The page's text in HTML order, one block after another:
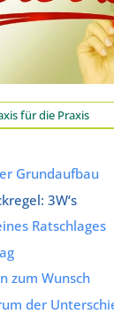
für die Praxis
Grundaufbau
3W‘s
Ratschlages
zum Wunsch
der